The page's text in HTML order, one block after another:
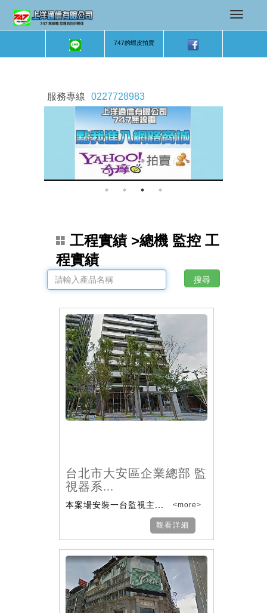
747的蝦皮拍賣
服務專線 0227728983
工程實績 >總機 監控 工
程實績
台北市大安區企業總部 監
視器系...
本案場安裝一台監視主... <more>
觀看詳細